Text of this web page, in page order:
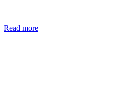
Read more